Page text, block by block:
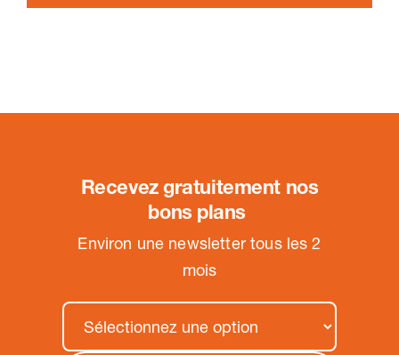
Recevez gratuitement nos
bons plans
Environ une newsletter tous les 2
mois